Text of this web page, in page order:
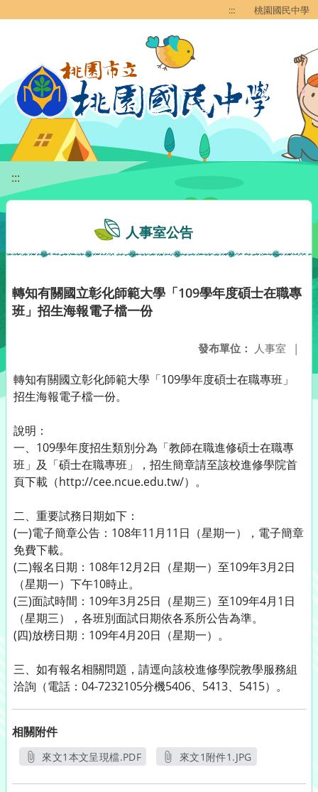
::: 桃園國民中學
:::
人事室公告
轉知有關國立彰化師範大學「109學年度碩士在職專
班」招生海報電子檔一份
發布單位： 人事室 |
轉知有關國立彰化師範大學「109學年度碩士在職專班」
招生海報電子檔一份。
說明：
一、109學年度招生類別分為「教師在職進修碩士在職專
班」及「碩士在職專班」，招生簡章請至該校進修學院首
頁下載（http://cee.ncue.edu.tw/）。
二、重要試務日期如下：
(一)電子簡章公告：108年11月11日（星期一），電子簡章
免費下載。
(二)報名日期：108年12月2日（星期一）至109年3月2日
（星期一）下午10時止。
(三)面試時間：109年3月25日（星期三）至109年4月1日
（星期三），各班別面試日期依各系所公告為準。
(四)放榜日期：109年4月20日（星期一）。
三、如有報名相關問題，請逕向該校進修學院教學服務組
洽詢（電話：04-7232105分機5406、5413、5415）。
相關附件
來文1本文呈現檔.PDF
來文1附件1.JPG